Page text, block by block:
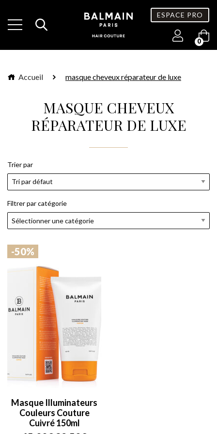
ESPACE PRO
0
Accueil masque cheveux réparateur de luxe
MASQUE CHEVEUX
RÉPARATEUR DE LUXE
Trier par
Filtrer par catégorie
-50%
Masque Illuminateurs
Couleurs Couture
Cuivré 150ml